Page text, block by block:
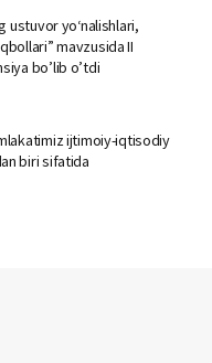
ustuvor yo‘nalishlari,
mavzusida II
bo’lib o’tdi
ijtimoiy-iqtisodiy
biri sifatida